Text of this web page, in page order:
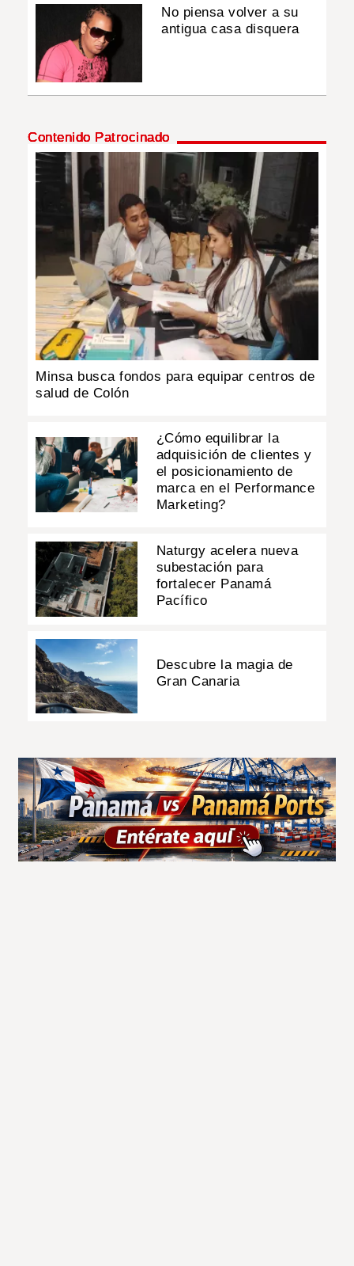
No piensa volver a su
antigua casa disquera
Contenido Patrocinado
Minsa busca fondos para equipar centros de
salud de Colón
¿Cómo equilibrar la
adquisición de clientes y
el posicionamiento de
marca en el Performance
Marketing?
Naturgy acelera nueva
subestación para
fortalecer Panamá
Pacífico
Descubre la magia de
Gran Canaria